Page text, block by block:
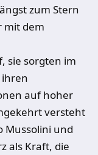
zum Stern
mit dem
sie sorgten im
auf hoher
versteht
Mussolini und
als Kraft, die